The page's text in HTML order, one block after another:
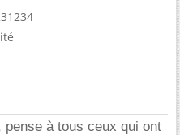
à tous ceux qui ont